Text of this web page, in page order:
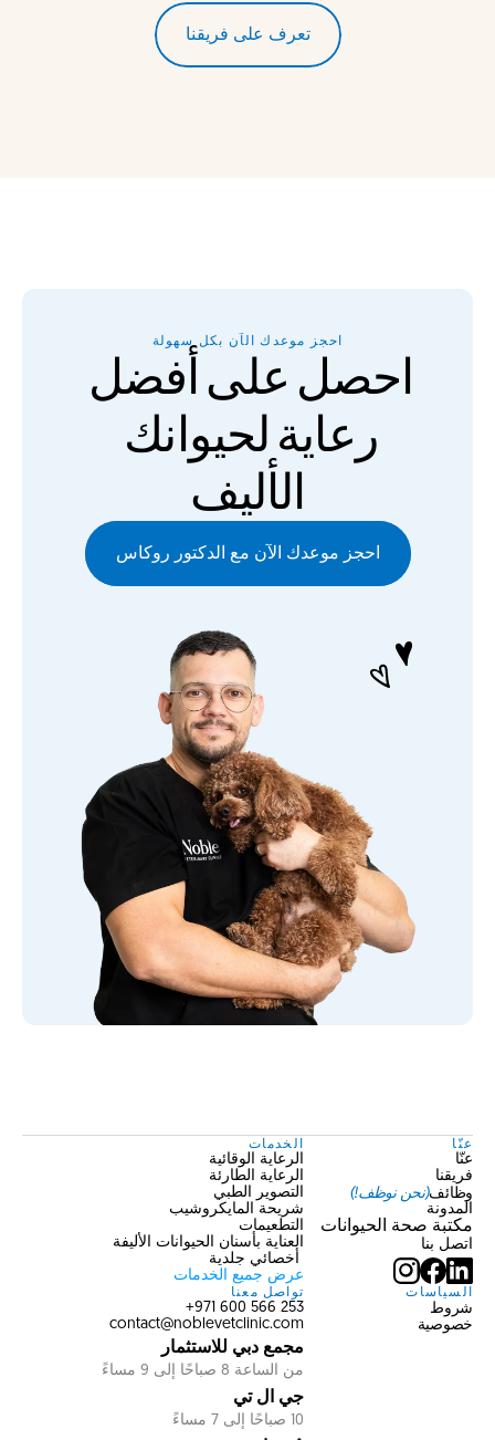
تعرف على فريقنا
احجز موعدك الآن بكل سهولة
الأليف
احجز موعدك الآن مع الدكتور روكاس
عنّا
عنّا
فريقنا
وظائف(نحن نوظف!)
المدونة
اتصل بنا
مكتبة صحة الحيوانات
الخدمات
الرعاية الوقائية
الرعاية الطارئة
التصوير الطبي
شريحة المايكروشيب
التطعيمات
العناية بأسنان الحيوانات الأليفة
أخصائي جلدية
عرض جميع الخدمات
السياسات
شروط
خصوصية
تواصل معنا
253 566 600 971+
contact@noblevetclinic.com
مجمع دبي للاستثمار
من الساعة 8 صباحًا إلى 9 مساءً
جي ال تي
10 صباحًا إلى 7 مساءً